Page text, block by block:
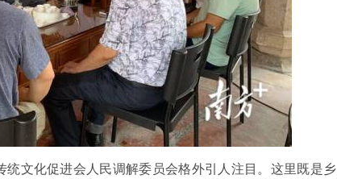
统文化促进会人民调解委员会格外引人注目。这里既是乡